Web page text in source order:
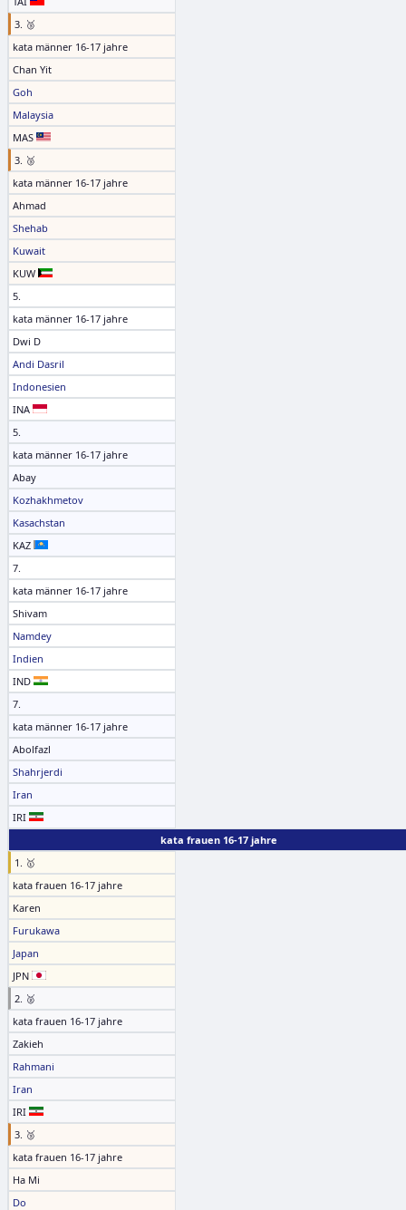
3. 🥉
kata männer 16-17 jahre
Chan Yit
Goh
Malaysia
MAS
3. 🥉
kata männer 16-17 jahre
Ahmad
Shehab
Kuwait
KUW
5.
kata männer 16-17 jahre
Dwi D
Andi Dasril
Indonesien
INA
5.
kata männer 16-17 jahre
Abay
Kozhakhmetov
Kasachstan
KAZ
7.
kata männer 16-17 jahre
Shivam
Namdey
Indien
IND
7.
kata männer 16-17 jahre
Abolfazl
Shahrjerdi
Iran
IRI
kata frauen 16-17 jahre
1. 🥇
kata frauen 16-17 jahre
Karen
Furukawa
Japan
JPN
2. 🥈
kata frauen 16-17 jahre
Zakieh
Rahmani
Iran
IRI
3. 🥉
kata frauen 16-17 jahre
Ha Mi
Do